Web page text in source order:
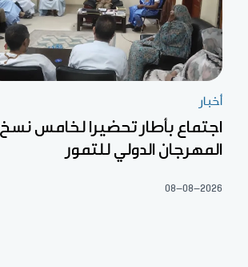
أخبار
اجتماع بأطار تحضيرا لخامس نسخ
المهرجان الدولي للتمور
08-08-2026